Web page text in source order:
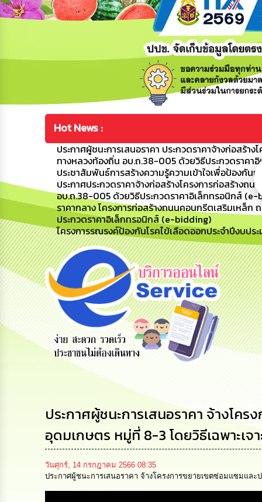
Hot News :
ประกาศผู้ชนะการเสนอราคา ประกวดราคาจ้างก่อสร้
ทางหลวงท้องถิ่น อบ.ถ.38-005 ด้วยวิธีประกวดราคา
ประชาสัมพันธ์การสร้างความรู้ความเข้าใจเพื่อป้องกัน
ประกาศประกวดราคาจ้างก่อสร้างโครงการก่อสร้างถ
อบ.ถ.38-005 ด้วยวิธีประกวดราคาอิเล็กทรอนิกส์ (e-
ราคากลาง โครงการก่อสร้างถนนคอนกรีตเสริมเหล็
ประกวดราคาอิเล็กทรอนิกส์ (e-bidding)
โครงการรณรงค์ป้องกันโรคไข้เลือดออกประจำปีงบปร
รับฟังความ
คิดเห็น
ประชาชน
ร้องเรียน
ร้องทุกข์
ร้องเรียน
การทุจริต
ประกาศผู้ชนะการเสนอราคา จ้างโค
อุดมเกษตร หมู่ที่ 8-3 โดยวิธีเฉพาะเจ
วันศุกร์, 14 กรกฎาคม 2566 08:35
ประกาศผู้ชนะการเสนอราคา จ้างโครงการขยายเขตซ่อมแซมและ